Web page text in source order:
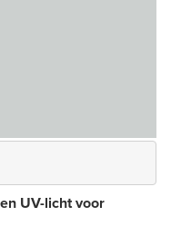
UV-licht voor